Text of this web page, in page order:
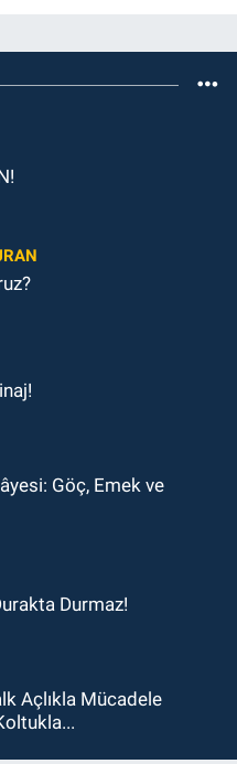
Göç, Emek ve
Durmaz!
Açlıkla Mücadele